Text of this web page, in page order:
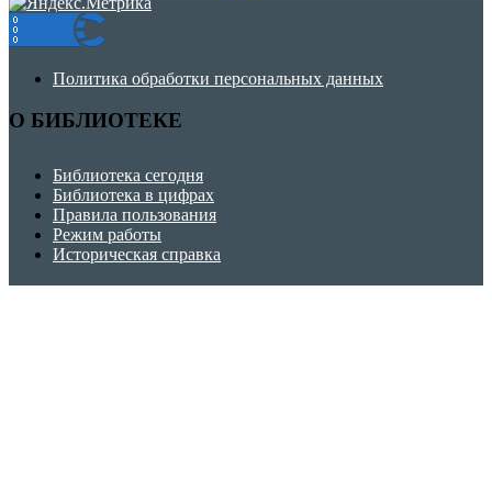
Политика обработки персональных данных
О БИБЛИОТЕКЕ
Библиотека сегодня
Библиотека в цифрах
Правила пользования
Режим работы
Историческая справка